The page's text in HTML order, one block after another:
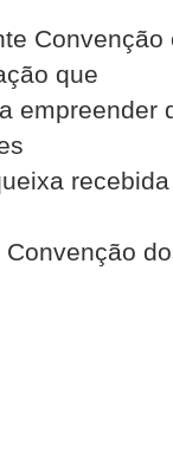
que
empreender